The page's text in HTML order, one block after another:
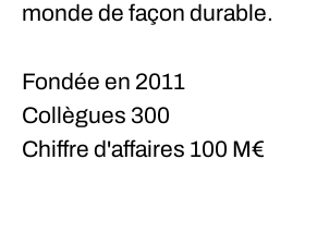
monde de façon durable.
Fondée en 2011
Collègues 300
Chiffre d'affaires 100 M€